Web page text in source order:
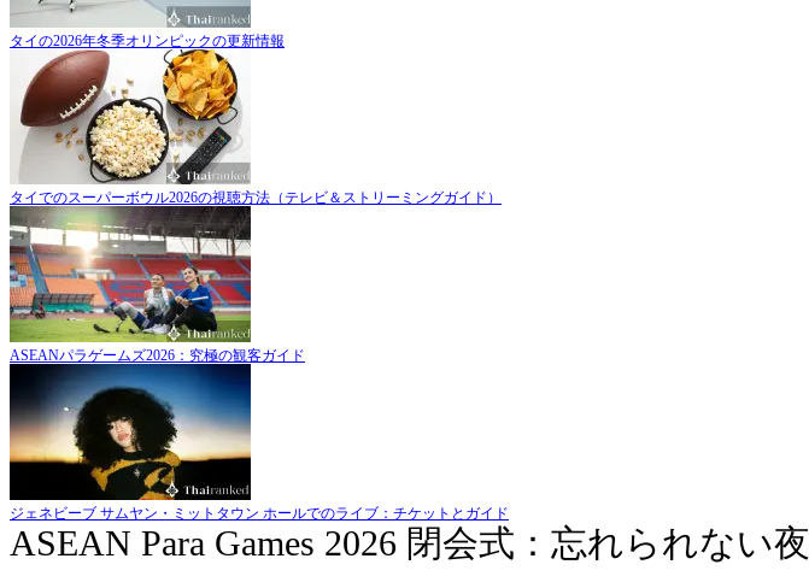
タイの2026年冬季オリンピックの更新情報
タイでのスーパーボウル2026の視聴方法（テレビ＆ストリーミングガイド）
ASEANパラゲームズ2026：究極の観客ガイド
ジェネビーブ サムヤン・ミットタウン ホールでのライブ：チケットとガイド
ASEAN Para Games 2026 閉会式：忘れられない夜